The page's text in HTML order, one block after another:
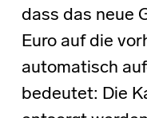
dass das neue
Euro auf die
automatisch
bedeutet: Die